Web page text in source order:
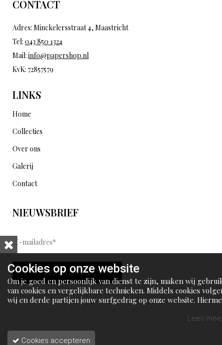
CONTACT
Adres: Minckelersstraat 4, Maastricht
Tel: 043 850 1324
Mail: info@papershop.nl
KvK: 72857579
LINKS
Home
Collecties
Over ons
Galerij
Contact
NIEUWSBRIEF
E
-
m
a
i
l
d
VERSTUREN
Cookies op onze website
Om je goed en persoonlijk van dienst te zijn, maken wij
van cookies en vergelijkbare technieken. Middels cookies
wij en derde partijen jouw surfgedrag op onze website.
Lees
Cookies accepteren